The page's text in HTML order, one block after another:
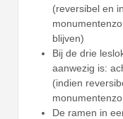
(reversibel en
blijven)
Bij de drie
aanwezig is:
(indien
De ramen in